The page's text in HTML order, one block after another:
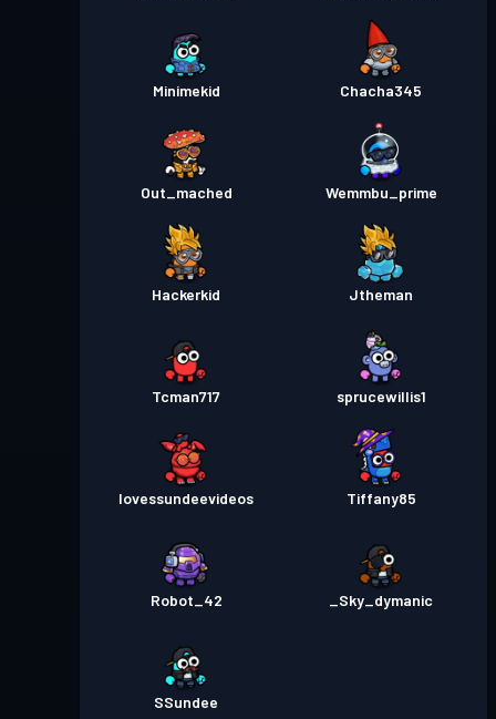
Minimekid Chacha345
Out_mached Wemmbu_prime
Hackerkid Jtheman
Tcman717 sprucewillis1
Iovessundeevideos Tiffany85
Robot_42 _Sky_dymanic
SSundee